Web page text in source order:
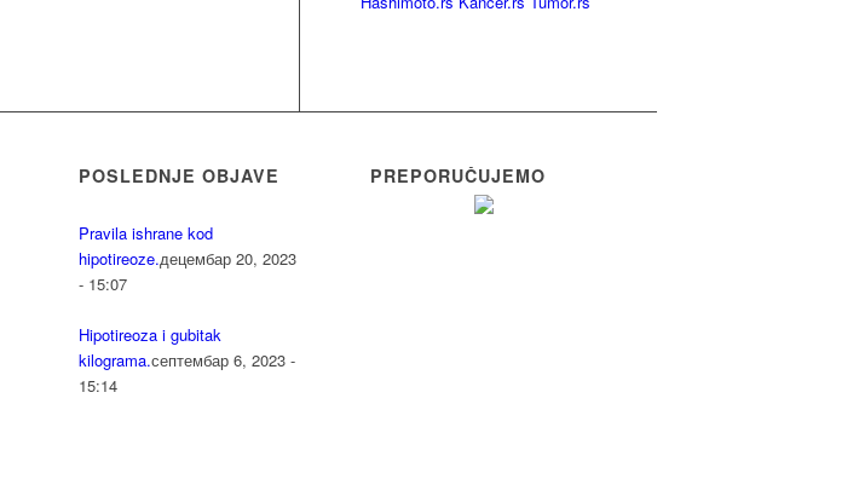
POSLEDNJE OBJAVE
Pravila ishrane kod
hipotireoze.децембар 20, 2023
- 15:07
Hipotireoza i gubitak
kilograma.септембар 6, 2023 -
15:14
PREPORUČUJEMO